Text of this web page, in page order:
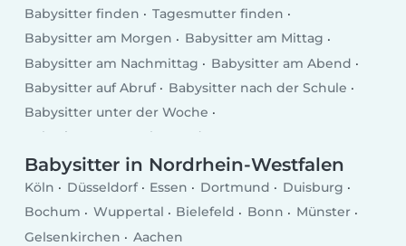
Babysitter finden
Tagesmutter finden
Babysitter am Morgen
Babysitter am Mittag
Babysitter am Nachmittag
Babysitter am Abend
Babysitter auf Abruf
Babysitter nach der Schule
Babysitter unter der Woche
Babysitter am Wochenende
Babysitter in Nordrhein-Westfalen
Köln Düsseldorf Essen Dortmund
Duisburg
Bochum
Wuppertal Bielefeld Bonn
Münster
Gelsenkirchen
Aachen